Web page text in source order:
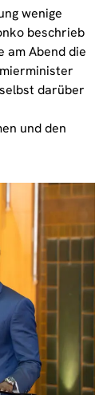
wenige
beschrieb
am Abend die
darüber
und den